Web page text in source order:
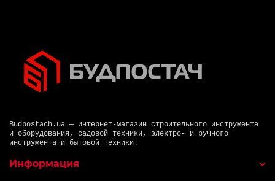
Budpostach.ua — интернет-магазин строительного инструмента
и оборудования, садовой техники, электро- и ручного
инструмента и бытовой техники.
Информация